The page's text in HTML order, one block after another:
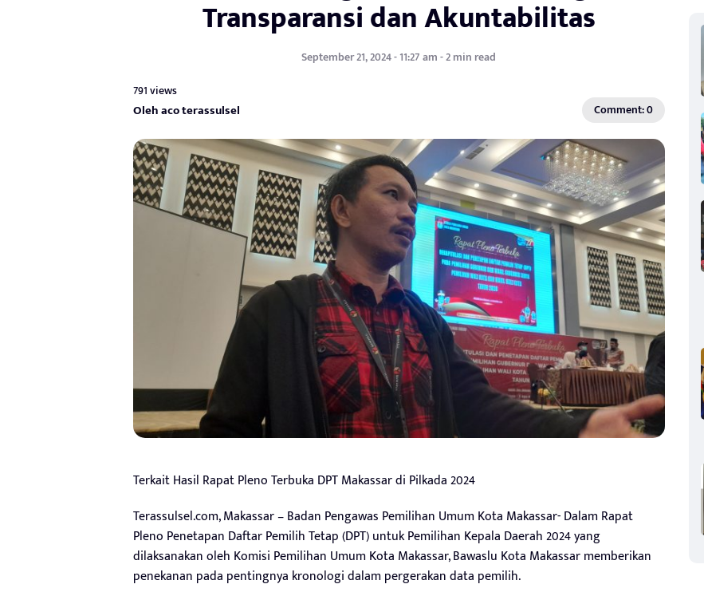
Transparansi dan Akuntabilitas
September 21, 2024 - 11:27 am - 2 min read
791 views
Oleh aco terassulsel Comment: 0
Terkait Hasil Rapat Pleno Terbuka DPT Makassar di Pilkada 2024
Terassulsel.com, Makassar – Badan Pengawas Pemilihan Umum Kota Makassar- Dalam Rapat
Pleno Penetapan Daftar Pemilih Tetap (DPT) untuk Pemilihan Kepala Daerah 2024 yang
dilaksanakan oleh Komisi Pemilihan Umum Kota Makassar, Bawaslu Kota Makassar memberikan
penekanan pada pentingnya kronologi dalam pergerakan data pemilih.